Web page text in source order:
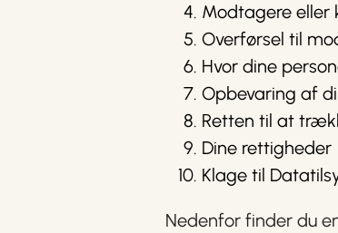
Modtagere
Overførsel til
Hvor dine
Opbevaring af
Retten til at
Dine rettigheder
Klage til
Nedenfor finder du